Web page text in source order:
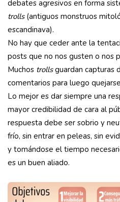
debates agresivos en forma
trolls(antiguos monstruos
escandinava).
No hay que ceder ante la
posts que no nos gusten o nos
Muchos trollsguardan capturas
comentarios para luego
Lo mejor es dar siempre una
mayor credibilidad de cara al
respuesta debe ser sobrio y
frío, sin entrar en peleas, sin
y tomándose el tiempo
es un buen aliado.